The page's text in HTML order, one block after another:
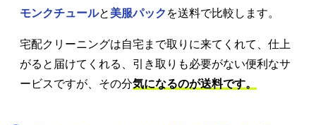
モンクチュールと 美服パック を送料で比較します。
宅配クリーニングは自宅まで取りに来てくれて、仕上
がると届けてくれる、引き取りも必要がない便利なサ
ービスですが、その分気になるのが送料です。